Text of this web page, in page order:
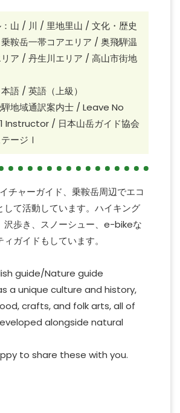
山 / 川 / 里地里山 / 文化・歴史
鞍岳一帯コアエリア / 奥飛騨温
ア / 丹生川エリア / 高山市街地
語 / 英語（上級）
地域通訳案内士 / Leave No
Instructor / 日本山岳ガイド協会
ージⅠ
チャーガイド、乗鞍岳周辺でエコ
して活動しています。ハイキング
沢歩き、スノーシュー、e-bikeな
ガイドもしています。
guide/Nature guide
a unique culture and history,
crafts, and folk arts, all of
alongside natural
to share these with you.